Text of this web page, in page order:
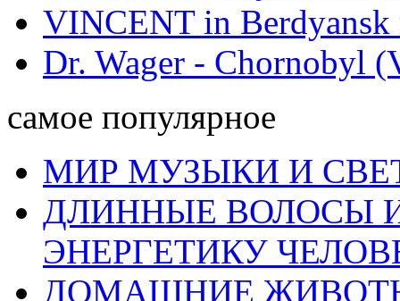
VINCENT in
Dr. Wager - Chornobyl
самое популярное
МИР МУЗЫКИ И
ДЛИННЫЕ ВОЛОСЫ
ЭНЕРГЕТИКУ
ДОМАШНИЕ